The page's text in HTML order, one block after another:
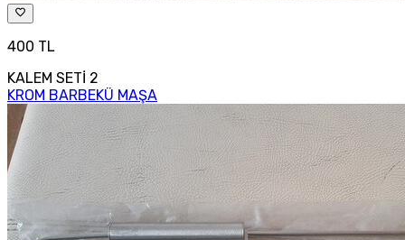
400 TL
KALEM SETİ 2
KROM BARBEKÜ MAŞA